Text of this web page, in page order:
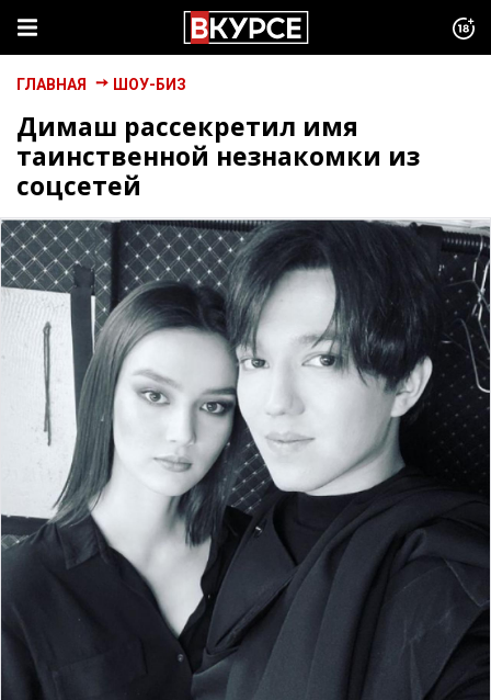
ГЛАВНАЯ ШОУ-БИЗ
Димаш рассекретил имя
таинственной незнакомки из
соцсетей